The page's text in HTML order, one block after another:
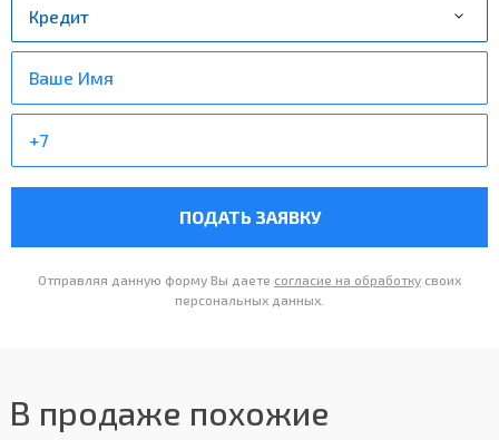
ПОДАТЬ ЗАЯВКУ
Отправляя данную форму Вы даете согласие на обработку своих
персональных данных.
В продаже похожие